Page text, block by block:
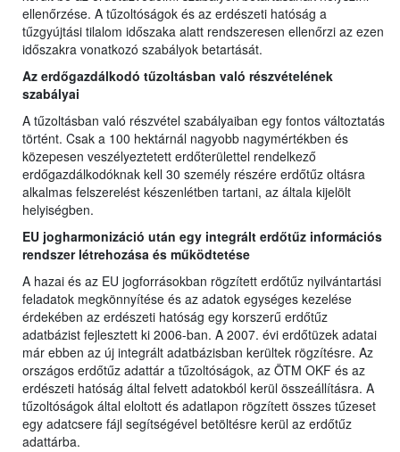
ellenőrzése. A tűzoltóságok és az erdészeti hatóság a
tűzgyújtási tilalom időszaka alatt rendszeresen ellenőrzi az ezen
időszakra vonatkozó szabályok betartását.
Az erdőgazdálkodó tűzoltásban való részvételének
szabályai
A tűzoltásban való részvétel szabályaiban egy fontos változtatás
történt. Csak a 100 hektárnál nagyobb nagymértékben és
közepesen veszélyeztetett erdőterülettel rendelkező
erdőgazdálkodóknak kell 30 személy részére erdőtűz oltásra
alkalmas felszerelést készenlétben tartani, az általa kijelölt
helyiségben.
EU jogharmonizáció után egy integrált erdőtűz információs
rendszer létrehozása és működtetése
A hazai és az EU jogforrásokban rögzített erdőtűz nyilvántartási
feladatok megkönnyítése és az adatok egységes kezelése
érdekében az erdészeti hatóság egy korszerű erdőtűz
adatbázist fejlesztett ki 2006-ban. A 2007. évi erdőtüzek adatai
már ebben az új integrált adatbázisban kerültek rögzítésre. Az
országos erdőtűz adattár a tűzoltóságok, az ÖTM OKF és az
erdészeti hatóság által felvett adatokból kerül összeállításra. A
tűzoltóságok által eloltott és adatlapon rögzített összes tűzeset
egy adatcsere fájl segítségével betöltésre kerül az erdőtűz
adattárba.